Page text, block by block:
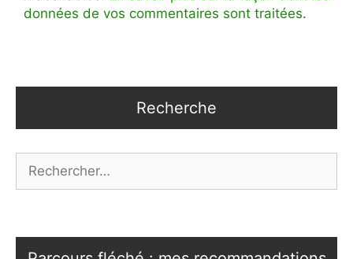
données de vos commentaires sont traitées.
Recherche